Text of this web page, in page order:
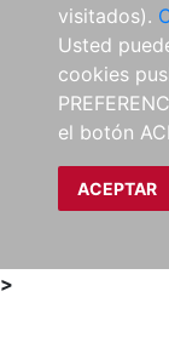
visitados).
Usted
cookies
el botón
ACEPTAR
>